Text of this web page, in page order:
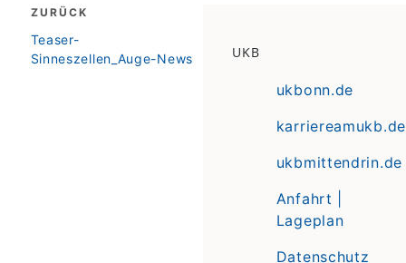
Beitragsnavigation
ZURÜCK
zurück
Teaser-
Sinneszellen_Auge-News
UKB
ukbonn.de
karriereamukb.de
ukbmittendrin.de
Anfahrt |
Lageplan
Datenschutz